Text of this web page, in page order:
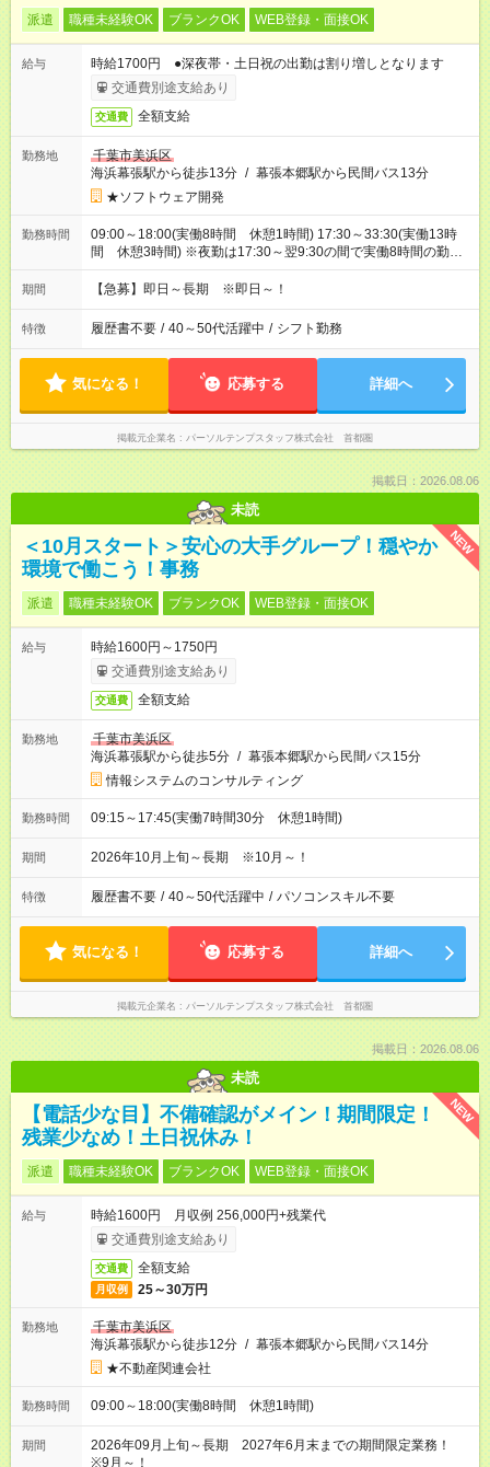
派遣 職種未経験OK ブランクOK WEB登録・面接OK
給与
時給1700円 ●深夜帯・土日祝の出勤は割り増しとなります
交通費別途支給あり
交通費 全額支給
勤務地
千葉市美浜区
海浜幕張駅から徒歩13分 / 幕張本郷駅から民間バス13分
★ソフトウェア開発
勤務時間
09:00～18:00(実働8時間 休憩1時間) 17:30～33:30(実働13時
間 休憩3時間) ※夜勤は17:30～翌9:30の間で実働8時間の勤務
となります※夜勤月6回
期間 【急募】即日～長期 ※即日～！
特徴 履歴書不要 / 40～50代活躍中 / シフト勤務
気になる！ 応募する 詳細へ
掲載元企業名 パーソルテンプスタッフ株式会社 首都圏
掲載日：2026.08.06
未読
NEW
＜10月スタート＞安心の大手グループ！穏やか
環境で働こう！事務
派遣 職種未経験OK ブランクOK WEB登録・面接OK
給与
時給1600円～1750円
交通費別途支給あり
交通費 全額支給
勤務地
千葉市美浜区
海浜幕張駅から徒歩5分 / 幕張本郷駅から民間バス15分
情報システムのコンサルティング
勤務時間 09:15～17:45(実働7時間30分 休憩1時間)
期間 2026年10月上旬～長期 ※10月～！
特徴 履歴書不要 / 40～50代活躍中 / パソコンスキル不要
気になる！ 応募する 詳細へ
掲載元企業名 パーソルテンプスタッフ株式会社 首都圏
掲載日：2026.08.06
未読
NEW
【電話少な目】不備確認がメイン！期間限定！
残業少なめ！土日祝休み！
派遣 職種未経験OK ブランクOK WEB登録・面接OK
給与
時給1600円 月収例 256,000円+残業代
交通費別途支給あり
交通費 全額支給
月収例 25～30万円
勤務地
千葉市美浜区
海浜幕張駅から徒歩12分 / 幕張本郷駅から民間バス14分
★不動産関連会社
勤務時間 09:00～18:00(実働8時間 休憩1時間)
期間
2026年09月上旬～長期 2027年6月末までの期間限定業務！
※9月～！